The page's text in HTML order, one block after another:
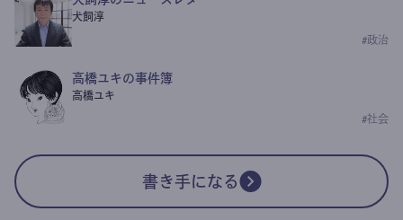
犬飼淳
#政治
高橋ユキの事件簿
高橋ユキ
#社会
書き手になる